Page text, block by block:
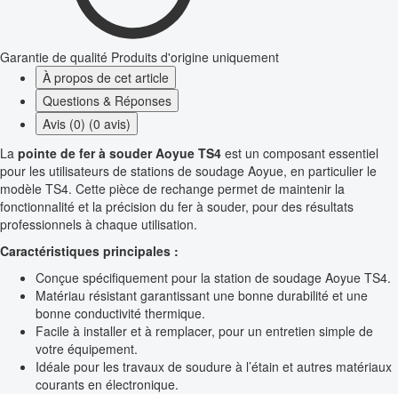
Garantie de qualité Produits d'origine uniquement
À propos de cet article
Questions & Réponses
Avis (0) (0 avis)
La pointe de fer à souder Aoyue TS4 est un composant essentiel
pour les utilisateurs de stations de soudage Aoyue, en particulier le
modèle TS4. Cette pièce de rechange permet de maintenir la
fonctionnalité et la précision du fer à souder, pour des résultats
professionnels à chaque utilisation.
Caractéristiques principales :
Conçue spécifiquement pour la station de soudage Aoyue TS4.
Matériau résistant garantissant une bonne durabilité et une
bonne conductivité thermique.
Facile à installer et à remplacer, pour un entretien simple de
votre équipement.
Idéale pour les travaux de soudure à l’étain et autres matériaux
courants en électronique.